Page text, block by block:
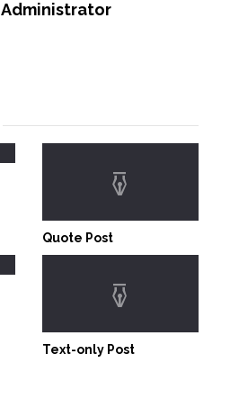
Administrator
Quote Post
Text-only Post